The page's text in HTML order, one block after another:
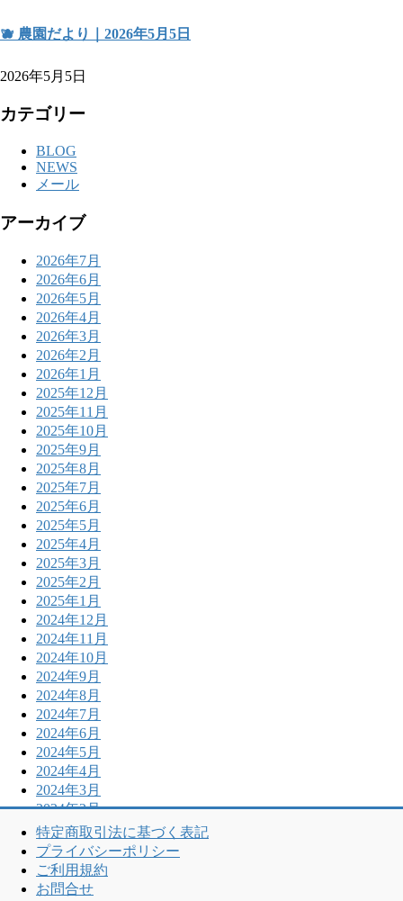
🫐 農園だより｜2026年5月5日
2026年5月5日
カテゴリー
BLOG
NEWS
メール
アーカイブ
2026年7月
2026年6月
2026年5月
2026年4月
2026年3月
2026年2月
2026年1月
2025年12月
2025年11月
2025年10月
2025年9月
2025年8月
2025年7月
2025年6月
2025年5月
2025年4月
2025年3月
2025年2月
2025年1月
2024年12月
2024年11月
2024年10月
2024年9月
2024年8月
2024年7月
2024年6月
2024年5月
2024年4月
2024年3月
2024年2月
特定商取引法に基づく表記
プライバシーポリシー
ご利用規約
お問合せ